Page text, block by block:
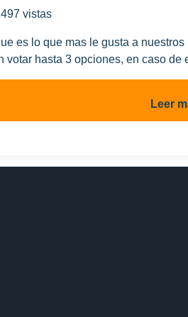
vistas
es lo que mas le gusta a
hasta 3 opciones, en caso
Leer